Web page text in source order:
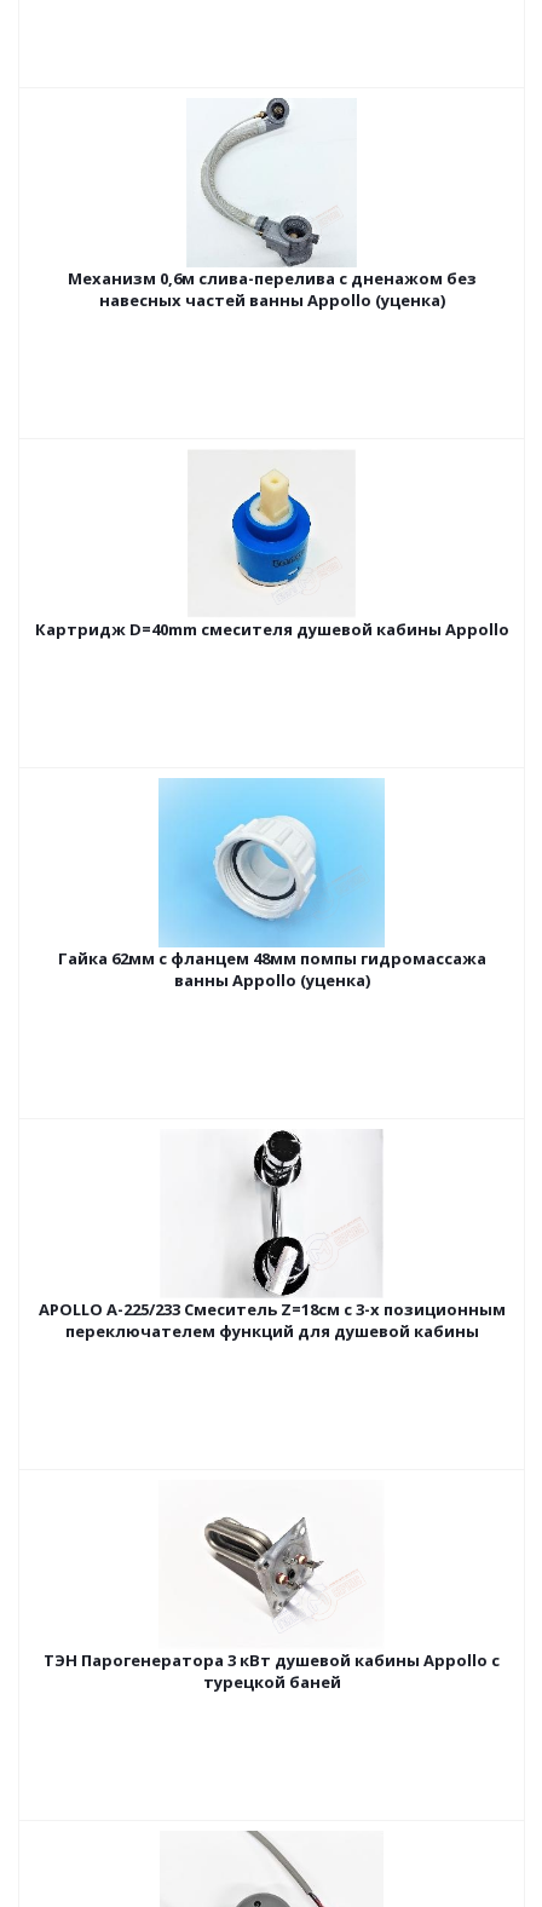
Механизм 0,6м слива-перелива с дненажом без
навесных частей ванны Appollo (уценка)
Картридж D=40mm смесителя душевой кабины Appollo
Гайка 62мм с фланцем 48мм помпы гидромассажа
ванны Appollo (уценка)
APOLLO A-225/233 Cмеситель Z=18см с 3-х позиционным
переключателем функций для душевой кабины
ТЭН Парогенератора 3 кВт душевой кабины Appollo с
турецкой баней